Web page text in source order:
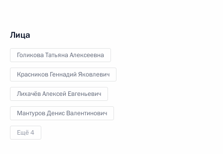
Лица
Голикова Татьяна Алексеевна
Красников Геннадий Яковлевич
Лихачёв Алексей Евгеньевич
Мантуров Денис Валентинович
Ещё 4